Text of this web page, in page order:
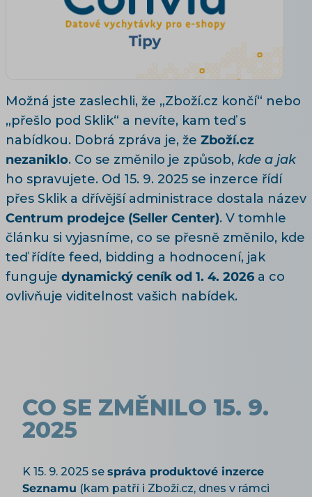
Možná jste zaslechli, že „Zboží.cz končí“ nebo
„přešlo pod Sklik“ a nevíte, kam teď s
nabídkou. Dobrá zpráva je, že Zboží.cz
nezaniklo. Co se změnilo je způsob, kde a jak
ho spravujete. Od 15. 9. 2025 se inzerce řídí
přes Sklik a dřívější administrace dostala název
Centrum prodejce (Seller Center). V tomhle
článku si vyjasníme, co se přesně změnilo, kde
teď řídíte feed, bidding a hodnocení, jak
funguje dynamický ceník od 1. 4. 2026 a co
ovlivňuje viditelnost vašich nabídek.
CO SE ZMĚNILO 15. 9.
2025
K 15. 9. 2025 se správa produktové inzerce
Seznamu (kam patří i Zboží.cz, dnes v rámci